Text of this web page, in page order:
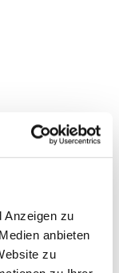
Anzeigen zu
anbieten
zu